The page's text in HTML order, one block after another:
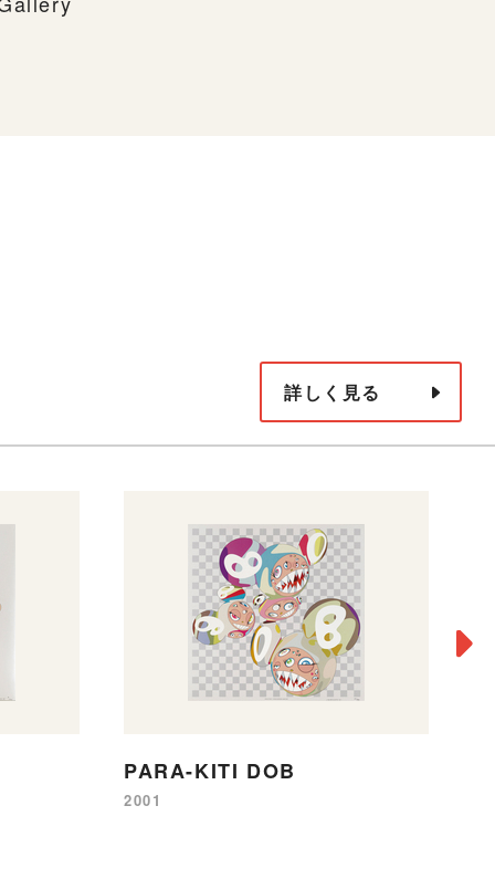
詳しく見る
PARA-KITI DOB
2001